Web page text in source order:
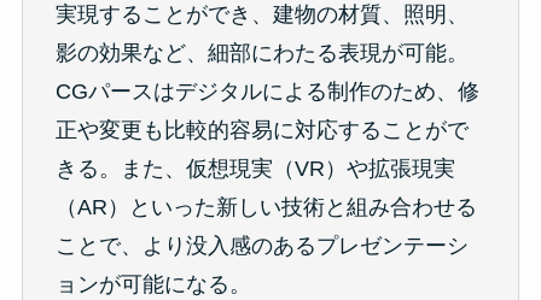
実現することができ、建物の材質、照明、
影の効果など、細部にわたる表現が可能。
CGパースはデジタルによる制作のため、修
正や変更も比較的容易に対応することがで
きる。また、仮想現実（VR）や拡張現実
（AR）といった新しい技術と組み合わせる
ことで、より没入感のあるプレゼンテーシ
ョンが可能になる。